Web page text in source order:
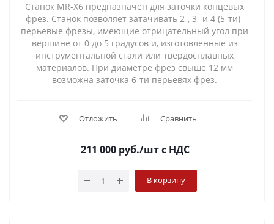
Станок MR-X6 предназначен для заточки концевых
фрез. Станок позволяет затачивать 2-, 3- и 4 (5-ти)-
перьевые фрезы, имеющие отрицательный угол при
вершине от 0 до 5 градусов и, изготовленные из
инструментальной стали или твердосплавных
материалов. При диаметре фрез свыше 12 мм
возможна заточка 6-ти перьевях фрез.
Отложить Сравнить
211 000руб./штс НДС
В корзину